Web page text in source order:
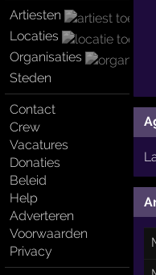
Artiesten
Locaties
Organisaties
Steden
Contact
Crew
Vacatures
Donaties
Beleid
Help
Adverteren
Voorwaarden
Privacy